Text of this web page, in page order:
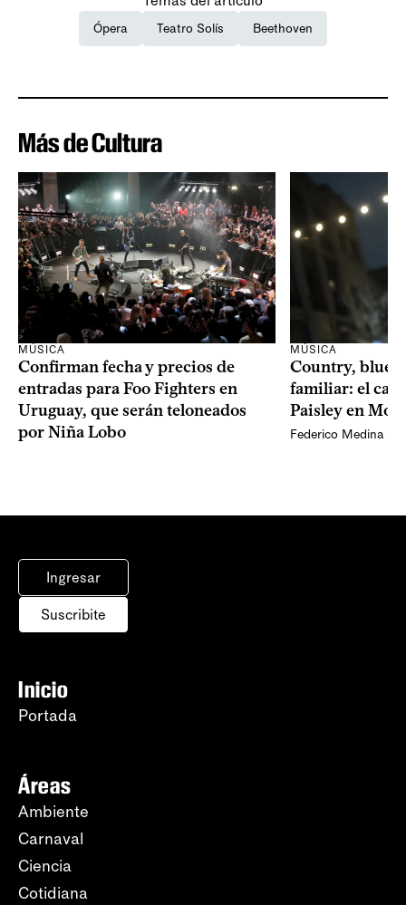
Ópera Teatro Solís Beethoven
Más de Cultura
MÚSICA
Confirman fecha y precios de
entradas para Foo Fighters en
Uruguay, que serán teloneados
por Niña Lobo
MÚSICA
Country,
familiar: el
Paisley en
Federico Medina
Ingresar
Suscribite
Inicio
Portada
Áreas
Ambiente
Carnaval
Ciencia
Cotidiana